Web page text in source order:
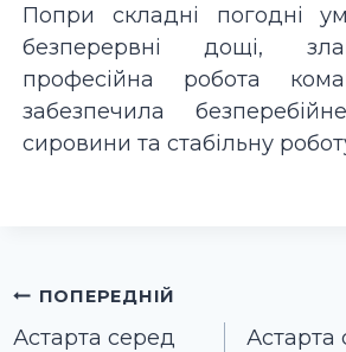
Попри складні погодні
безперервні дощі,
професійна робота
забезпечила
сировини та стабільну
Навігація
записів
ПОПЕРЕДНІЙ
Астарта серед
Астарта